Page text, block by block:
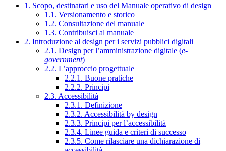
1. Scopo, destinatari e uso del Manuale operativo di design
1.1. Versionamento e storico
1.2. Consultazione del manuale
1.3. Contribuisci al manuale
2. Introduzione al design per i servizi pubblici digitali
2.1. Design per l’amministrazione digitale (e-
government)
2.2. L’approccio progettuale
2.2.1. Buone pratiche
2.2.2. Principi
2.3. Accessibilità
2.3.1. Definizione
2.3.2. Accessibilità by design
2.3.3. Principi per l’accessibilità
2.3.4. Linee guida e criteri di successo
2.3.5. Come rilasciare una dichiarazione di